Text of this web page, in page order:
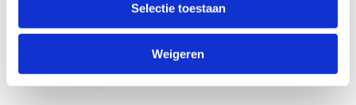
Selectie toestaan
Weigeren
Verzend